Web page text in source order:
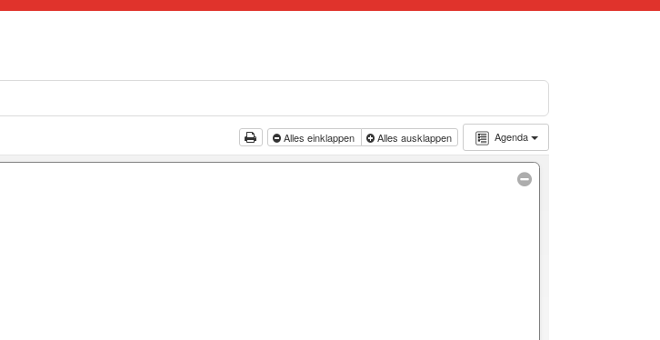
Agenda
Alles einklappen Alles ausklappen